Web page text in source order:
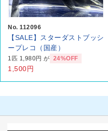
No. 112096
【SALE】スターダストブッシ
ープレコ（国産）
1匹 1,980円 が 24%OFF
1,500円